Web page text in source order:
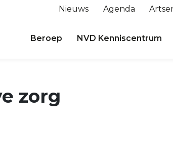
Nieuws Agenda
Beroep NVD Kenniscentrum
zorg